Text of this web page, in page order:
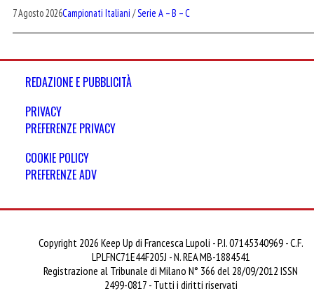
7 Agosto 2026Campionati Italiani /Serie A – B – C
REDAZIONE E PUBBLICITÀ
PRIVACY
PREFERENZE PRIVACY
COOKIE POLICY
PREFERENZE ADV
Copyright 2026 Keep Up di Francesca Lupoli - P.I. 07145340969 - C.F.
LPLFNC71E44F205J - N. REA MB-1884541
Registrazione al Tribunale di Milano N° 366 del 28/09/2012 ISSN
2499-0817 - Tutti i diritti riservati